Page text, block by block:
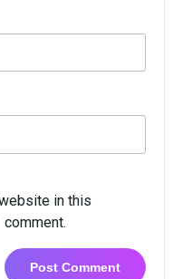
in this